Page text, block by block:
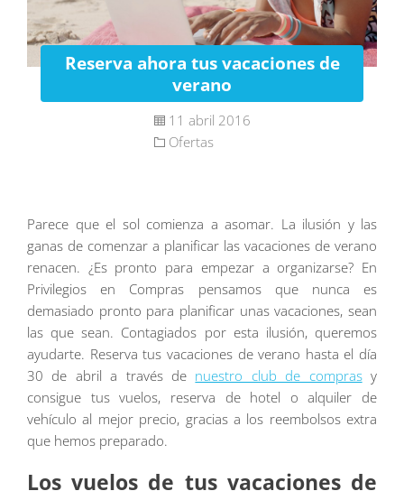
Reserva ahora tus vacaciones de
verano
11 abril 2016
Ofertas
Parece que el sol comienza a asomar. La ilusión y las
ganas de comenzar a planificar las vacaciones de verano
renacen. ¿Es pronto para empezar a organizarse? En
Privilegios en Compras pensamos que nunca es
demasiado pronto para planificar unas vacaciones, sean
las que sean. Contagiados por esta ilusión, queremos
ayudarte. Reserva tus vacaciones de verano hasta el día
30 de abril a través de nuestro club de comprasy
consigue tus vuelos, reserva de hotel o alquiler de
vehículo al mejor precio, gracias a los reembolsos extra
que hemos preparado.
Los vuelos de tus vacaciones de